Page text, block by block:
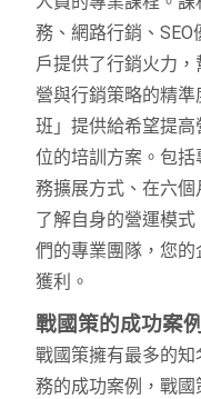
務、網路行銷、
戶提供了行銷火力
營與行銷策略的精
班」提供給希望提
位的培訓方案。包
務擴展方式、在六
了解自身的營運模
們的專業團隊，您
獲利。
戰國策的成功案
戰國策擁有最多的
務的成功案例，戰